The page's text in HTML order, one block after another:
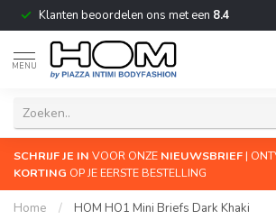
Klanten beoordelen ons met een 8.4
MENU
SCHRIJF JE IN VOOR ONZE NIEUWSBRIEF|
KORTING OP JE EERSTE BESTELLING
Home / HOM HO1 Mini Briefs Dark Khaki